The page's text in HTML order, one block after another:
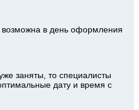
возможна в день оформления
заняты, то специалисты
дату и время с